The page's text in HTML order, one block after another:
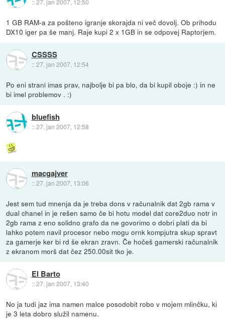
::27. jan 2007, 12:50
1 GB RAM-a za pošteno igranje skorajda ni več dovolj. Ob prihodu
DX10 iger pa še manj. Raje kupi 2 x 1GB in se odpovej Raptorjem.
CSSSS
::27. jan 2007, 12:54
Po eni strani imas prav, najbolje bi pa blo, da bi kupil oboje :) in ne
bi imel problemov . :)
bluefish
::27. jan 2007, 12:58
macgajver
::27. jan 2007, 13:06
Jest sem tud mnenja da je treba dons v računalnik dat 2gb rama v
dual chanel in je rešen samo če bi hotu model dat core2duo notr in
2gb rama z eno solidno grafo da ne govorimo o dobri plati da bi
lahko potem navil procesor nebo mogu ornk kompjutra skup spravt
za gamerje ker bi rd še ekran zravn. Če hočeš gamerski računalnik
z ekranom morš dat čez 250.00sit tko je.
El Barto
::27. jan 2007, 13:40
No ja tudi jaz ima namen malce posodobit robo v mojem mlinčku, ki
je 3 leta dobro služil namenu.